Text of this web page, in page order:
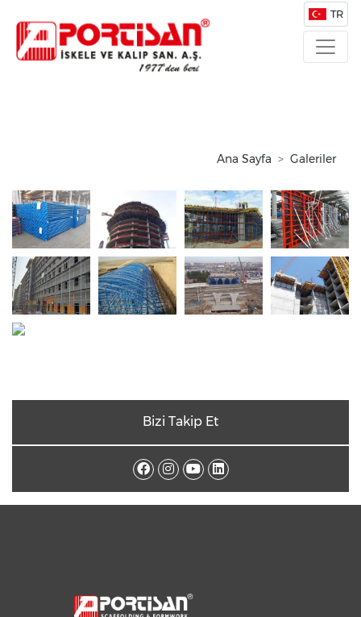
TR
Ana Sayfa Galeriler
Bizi Takip Et